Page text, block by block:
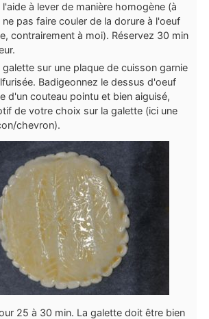
à lever de manière homogène (à
pas faire couler de la dorure à l'oeuf
contrairement à moi). Réservez 30 min
galette sur une plaque de cuisson garnie
Badigeonnez le dessus d'oeuf
d'un couteau pointu et bien aiguisé,
de votre choix sur la galette (ici une
chevron).
25 à 30 min. La galette doit être bien